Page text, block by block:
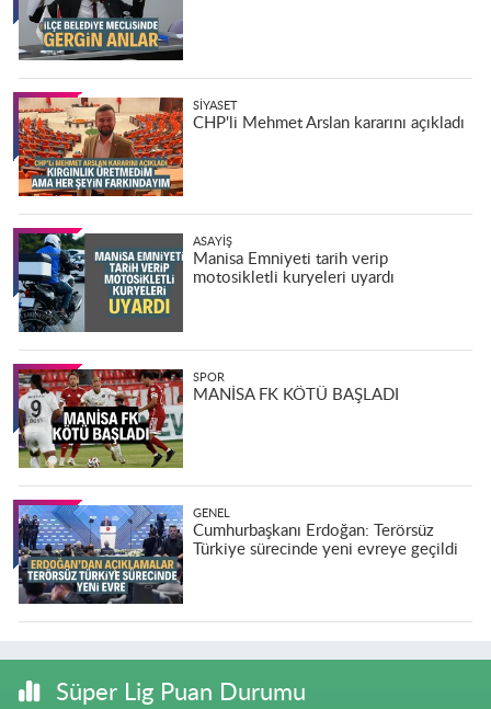
SIYASET
CHP'li Mehmet Arslan kararını açıkladı
ASAYIŞ
Manisa Emniyeti tarih verip
motosikletli kuryeleri uyardı
SPOR
MANİSA FK KÖTÜ BAŞLADI
GENEL
Cumhurbaşkanı Erdoğan: Terörsüz
Türkiye sürecinde yeni evreye geçildi
Süper Lig Puan Durumu